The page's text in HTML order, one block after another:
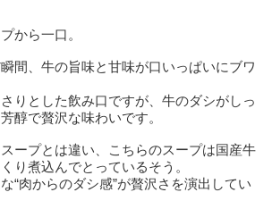
から一口。
間、牛の旨味と甘味が口いっぱいにブワ
りとした飲み口ですが、牛のダシがしっ
醇で贅沢な味わいです。
ープとは違い、こちらのスープは国産牛
り煮込んでとっているそう。
“肉からのダシ感”が贅沢さを演出してい